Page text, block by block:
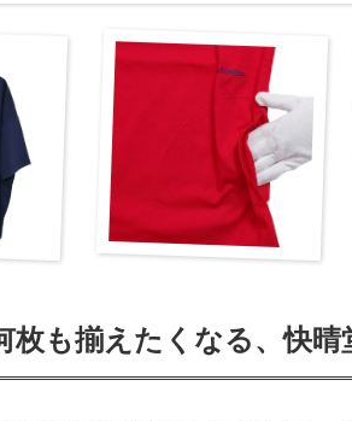
枚も揃えたくなる、快